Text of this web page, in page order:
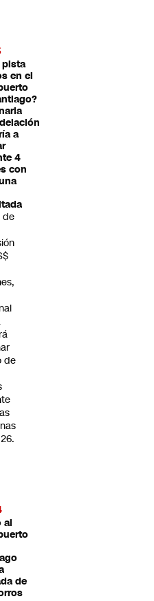
pista
en el
a
4
con
de
de
al
de